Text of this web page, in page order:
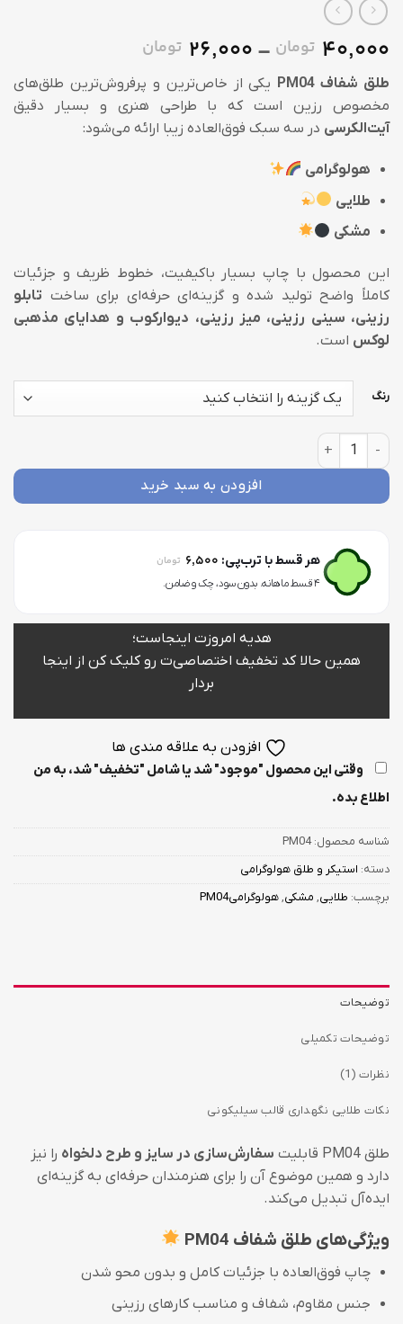
40,000 تومان –
26,000 تومان
range:
26,000 تومان
through
40,000 تومان
طلق شفاف PM04
یکی از خاص‌ترین و پرفروش‌ترین طلق‌های
مخصوص رزین است که با طراحی هنری و بسیار دقیق
آیت‌الکرسی در سه سبک فوق‌العاده زیبا ارائه می‌شود:
هولوگرامی
طلایی
مشکی
این محصول با چاپ بسیار باکیفیت، خطوط ظریف و جزئیات
کاملاً واضح تولید شده و گزینه‌ای حرفه‌ای برای ساخت تابلو
رزینی، سینی رزینی، میز رزینی، دیوارکوب و هدایای مذهبی
لوکس است.
رنگ
طلق شفاف PM04 عدد
افزودن به سبد خرید
هر قسط با ترب‌پی: 6,500 تومان
۴ قسط ماهانه. بدون سود، چک و ضامن.
هدیه امروزت اینجاست؛
همین حالا کد تخفیف اختصاصی‌ت رو کلیک کن از اینجا
بردار
افزودن به علاقه مندی ها
وقتی این محصول "موجود" شد یا شامل "تخفیف" شد، به من
اطلاع بده.
شناسه محصول:PM04
دسته: استیکر و طلق هولوگرامی
برچسب: طلایی, مشکی,هولوگرامیPM04
توضیحات
توضیحات تکمیلی
نظرات (1)
نکات طلایی نگهداری قالب سیلیکونی
طلق PM04 قابلیت سفارش‌سازی در سایز و طرح دلخواه را نیز
دارد و همین موضوع آن را برای هنرمندان حرفه‌ای به گزینه‌ای
ایده‌آل تبدیل می‌کند.
ویژگی‌های طلق شفاف PM04
چاپ فوق‌العاده با جزئیات کامل و بدون محو شدن
جنس مقاوم، شفاف و مناسب کارهای رزینی